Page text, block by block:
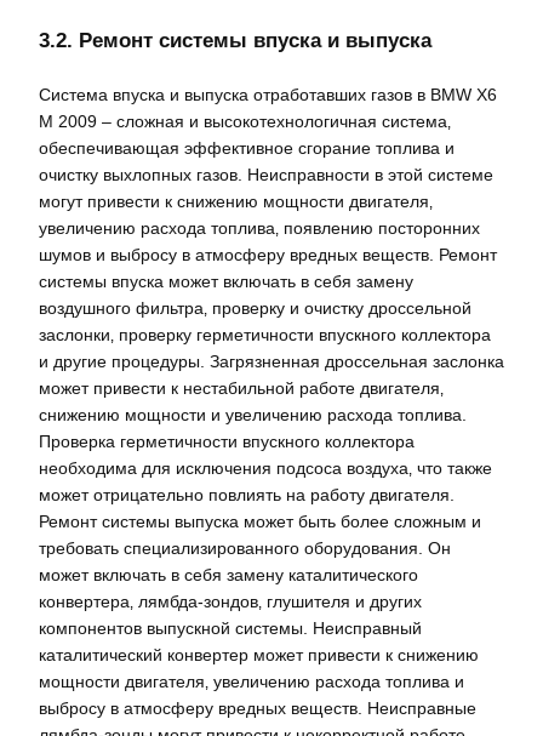
3.2. Ремонт системы впуска и выпуска
Система впуска и выпуска отработавших газов в BMW X6
M 2009 – сложная и высокотехнологичная система‚
обеспечивающая эффективное сгорание топлива и
очистку выхлопных газов. Неисправности в этой системе
могут привести к снижению мощности двигателя‚
увеличению расхода топлива‚ появлению посторонних
шумов и выбросу в атмосферу вредных веществ. Ремонт
системы впуска может включать в себя замену
воздушного фильтра‚ проверку и очистку дроссельной
заслонки‚ проверку герметичности впускного коллектора
и другие процедуры. Загрязненная дроссельная заслонка
может привести к нестабильной работе двигателя‚
снижению мощности и увеличению расхода топлива.
Проверка герметичности впускного коллектора
необходима для исключения подсоса воздуха‚ что также
может отрицательно повлиять на работу двигателя.
Ремонт системы выпуска может быть более сложным и
требовать специализированного оборудования. Он
может включать в себя замену каталитического
конвертера‚ лямбда-зондов‚ глушителя и других
компонентов выпускной системы. Неисправный
каталитический конвертер может привести к снижению
мощности двигателя‚ увеличению расхода топлива и
выбросу в атмосферу вредных веществ. Неисправные